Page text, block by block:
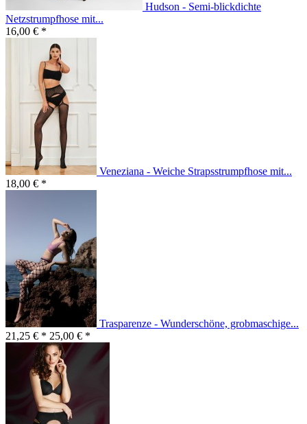
Hudson - Semi-blickdichte
Netzstrumpfhose mit...
16,00 € *
Veneziana - Weiche Strapsstrumpfhose mit...
18,00 € *
Trasparenze - Wunderschöne, grobmaschige...
21,25 € * 25,00 € *